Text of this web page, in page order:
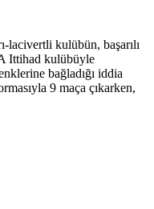
lacivertli kulübün, başarılı
Ittihad kulübüyle
bağladığı iddia
9 maça çıkarken,